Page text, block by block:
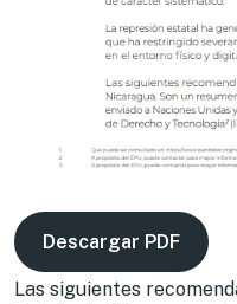
Descargar PDF
Las siguientes